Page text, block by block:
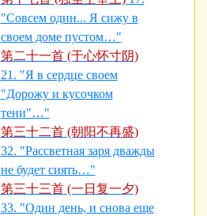
"Совсем один... Я сижу в
своем доме пустом…"
第二十一首 (于心怀寸阴)
21. "Я в сердце своем
"Дорожу и кусочком
тени"…"
第三十二首 (朝阳不再盛)
32. "Рассветная заря дважды
не будет сиять…"
第三十三首 (一日复一夕)
33. "Один день, и снова еще